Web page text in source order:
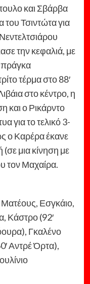
και Σβάρβα
Τσιντώτα για
την κεφαλιά, με
τέρμα στο 88′
στο κέντρο, η
και ο Ρικάρντο
για το τελικό 3-
ο Καρέρα έκανε
μια κίνηση με
τον Μαχαίρα.
Εσγκάιο,
Κάστρο (92′
Γκαλένο
Αντρέ Όρτα),